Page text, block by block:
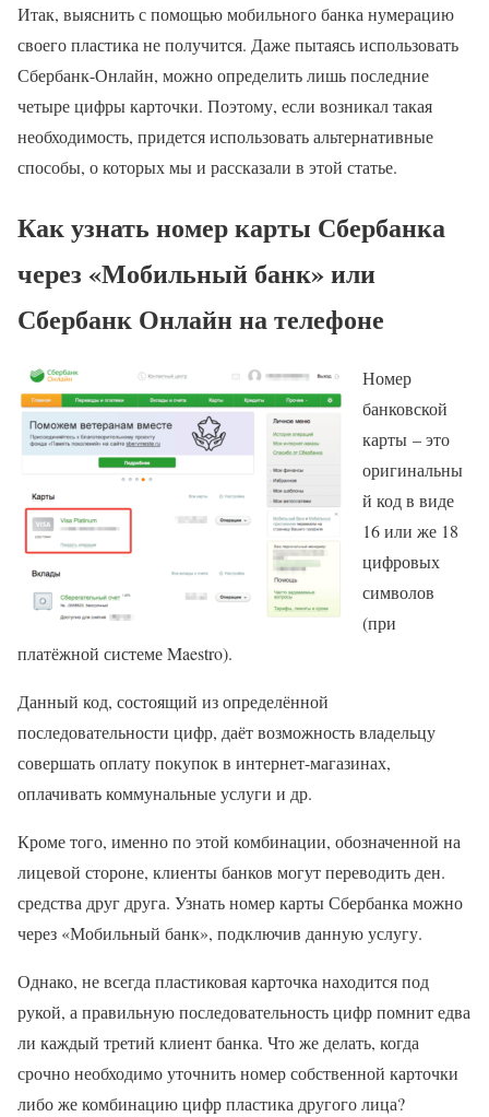
Итак, выяснить с помощью мобильного банка нумерацию
своего пластика не получится. Даже пытаясь использовать
Сбербанк-Онлайн, можно определить лишь последние
четыре цифры карточки. Поэтому, если возникал такая
необходимость, придется использовать альтернативные
способы, о которых мы и рассказали в этой статье.
Как узнать номер карты Сбербанка
через «Мобильный банк» или
Сбербанк Онлайн на телефоне
Номер
банковской
карты – это
оригинальны
й код в виде
16 или же 18
цифровых
символов
(при
платёжной системе Maestro).
Данный код, состоящий из определённой
последовательности цифр, даёт возможность владельцу
совершать оплату покупок в интернет-магазинах,
оплачивать коммунальные услуги и др.
Кроме того, именно по этой комбинации, обозначенной на
лицевой стороне, клиенты банков могут переводить ден.
средства друг друга. Узнать номер карты Сбербанка можно
через «Мобильный банк», подключив данную услугу.
Однако, не всегда пластиковая карточка находится под
рукой, а правильную последовательность цифр помнит едва
ли каждый третий клиент банка. Что же делать, когда
срочно необходимо уточнить номер собственной карточки
либо же комбинацию цифр пластика другого лица?